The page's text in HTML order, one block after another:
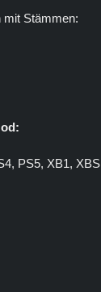
Stämmen:
PS5, XB1, XBS